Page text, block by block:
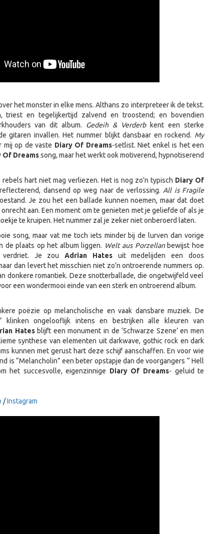
het monster in elke mens. Althans zo interpreteer ik de tekst.
triest en tegelijkertijd zalvend en troostend; en bovendien
van dit album. Gedeih & Verderbkent een sterke
gitaren invallen. Het nummer blijkt dansbaar en rockend. My
op de vaste Diary Of Dreams-setlist. Niet enkel is het een
Of Dreamssong, maar het werkt ook motiverend, hypnotiserend
hart niet mag verliezen. Het is nog zo’n typisch Diary Of
dansend op weg naar de verlossing. All is Fragile
Je zou het een ballade kunnen noemen, maar dat doet
aan. Een moment om te genieten met je geliefde of als je
te kruipen. Het nummer zal je zeker niet onberoerd laten.
song, maar vat me toch iets minder bij de lurven dan vorige
de plaats op het album liggen. Welt aus Porzellanbewijst hoe
verdriet. Je zouAdrian Hatesuit medelijden een doos
dan levert het misschien niet zo’n ontroerende nummers op.
donkere romantiek. Deze snotterballade, die ongetwijfeld veel
een wondermooi einde van een sterk en ontroerend album.
poëzie op melancholische en vaak dansbare muziek. De
klinken ongelooflijk intens en bestrijken alle kleuren van
Hatesblijft een monument in de ‘Schwarze Szene’ en men
synthese van elementen uit darkwave, gothic rock en dark
kunnen met gerust hart deze schijf aanschaffen. En voor wie
is “Melancholin” een beter opstapje dan de voorgangers “ Hell
het succesvolle, eigenzinnige Diary Of Dreams- geluid te
/Instagram